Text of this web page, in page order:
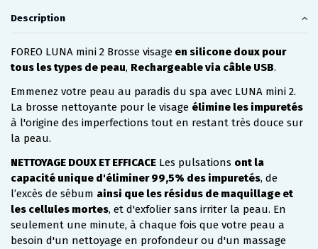
Description
FOREO LUNA mini 2 Brosse visage en silicone doux pour
tous les types de peau, Rechargeable via câble USB.
Emmenez votre peau au paradis du spa avec LUNA mini 2.
La brosse nettoyante pour le visage élimine les impuretés
à l'origine des imperfections tout en restant très douce sur
la peau.
NETTOYAGE DOUX ET EFFICACE Les pulsations ont la
capacité unique d'éliminer 99,5% des impuretés, de
l’excès de sébum ainsi que les résidus de maquillage et
les cellules mortes, et d'exfolier sans irriter la peau. En
seulement une minute, à chaque fois que votre peau a
besoin d'un nettoyage en profondeur ou d'un massage